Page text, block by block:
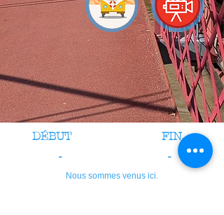
DÉBUT
-
FIN
-
Nous sommes venus ici.